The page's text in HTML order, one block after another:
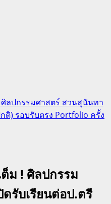
ลปกรรมศาสตร์ สวนสุนันทา
ติ) รอบรับตรง Portfolio ครั้ง
ม ! ศิลปกรรม
รับเรียนต่อป.ตรี